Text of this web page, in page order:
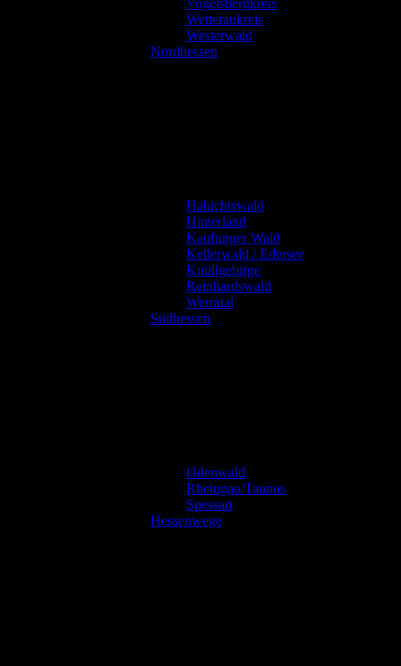
Vogelsbergkreis
Wetteraukreis
Westerwald
Nordhessen
Habichtswald
Hinterland
Kaufunger Wald
Kellerwald / Edersee
Knüllgebirge
Reinhardswald
Werratal
Südhessen
Odenwald
Rheingau/Taunus
Spessart
Hessenwege